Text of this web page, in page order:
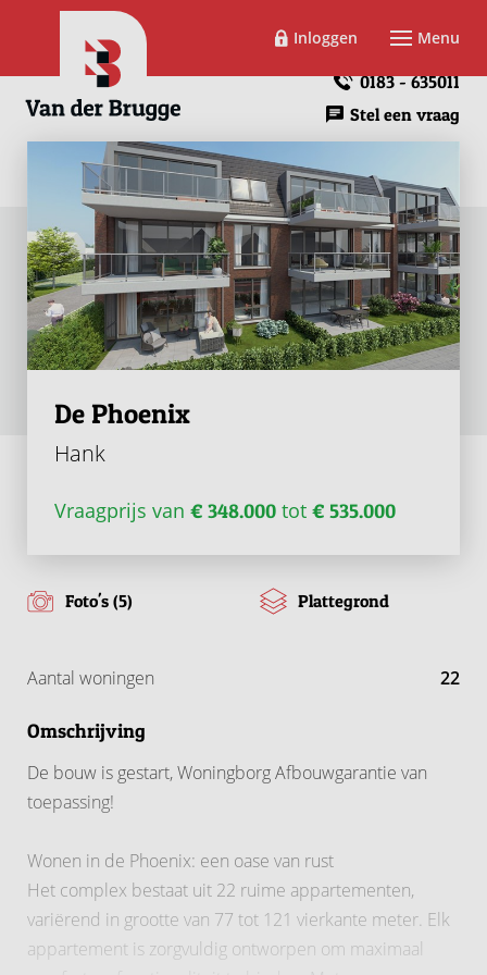
Inloggen Menu
0183 - 635011
Stel een vraag
De Phoenix
Hank
Vraagprijs van € 348.000 tot € 535.000
Foto's (5) Plattegrond
Aantal woningen 22
Omschrijving
De bouw is gestart, Woningborg Afbouwgarantie van
toepassing!
Wonen in de Phoenix: een oase van rust
Het complex bestaat uit 22 ruime appartementen,
variërend in grootte van 77 tot 121 vierkante meter. Elk
appartement is zorgvuldig ontworpen om maximaal